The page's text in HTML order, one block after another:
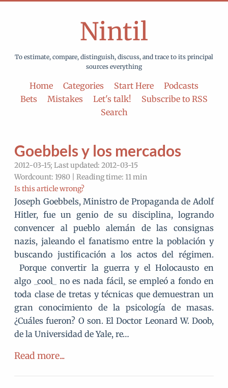
Nintil
To estimate, compare, distinguish, discuss, and trace to its principal
sources everything
Home Categories Start Here
Podcasts
Bets
Mistakes Let's talk!
Subscribe to RSS
Search
Goebbels y los mercados
2012-03-15; Last updated: 2012-03-15
Wordcount: 1980 | Reading time: 11 min
Is this article wrong?
Joseph Goebbels, Ministro de Propaganda de Adolf
Hitler, fue un genio de su disciplina, logrando
convencer al pueblo alemán de las consignas
nazis, jaleando el fanatismo entre la población y
buscando justificación a los actos del régimen.
Porque convertir la guerra y el Holocausto en
algo _cool_ no es nada fácil, se empleó a fondo en
toda clase de tretas y técnicas que demuestran un
gran conocimiento de la psicología de masas.
¿Cuáles fueron? O son. El Doctor Leonard W. Doob,
de la Universidad de Yale, re…
Read more...